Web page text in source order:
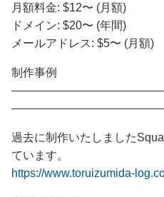
月額料金: $12〜 (月額)
ドメイン: $20〜 (年間)
メールアドレス: $5〜 (月額)
制作事例
過去に制作いたしました
ています。
https://www.toruizumida-